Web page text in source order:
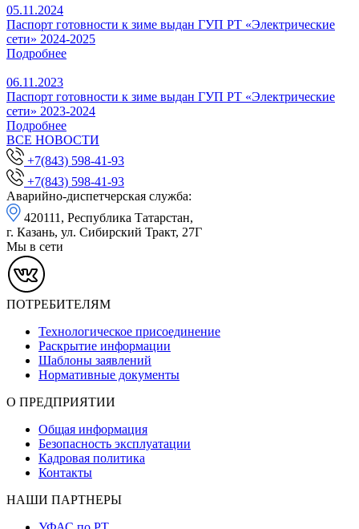
05.11.2024
Паспорт готовности к зиме выдан ГУП РТ «Электрические
сети» 2024-2025
Подробнее
06.11.2023
Паспорт готовности к зиме выдан ГУП РТ «Электрические
сети» 2023-2024
Подробнее
ВСЕ НОВОСТИ
+7(843) 598-41-93
+7(843) 598-41-93
Аварийно-диспетчерская служба:
420111, Республика Татарстан,
г. Казань, ул. Сибирский Тракт, 27Г
Мы в сети
ПОТРЕБИТЕЛЯМ
Технологическое присоединение
Раскрытие информации
Шаблоны заявлений
Нормативные документы
О ПРЕДПРИЯТИИ
Общая информация
Безопасность эксплуатации
Кадровая политика
Контакты
НАШИ ПАРТНЕРЫ